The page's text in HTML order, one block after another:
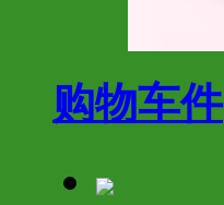
购物车件